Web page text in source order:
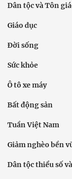
Dân tộc và Tôn
Giáo dục
Đời sống
Sức khỏe
Ô tô xe máy
Bất động sản
Tuần Việt Nam
Giảm nghèo bền
Dân tộc thiểu số